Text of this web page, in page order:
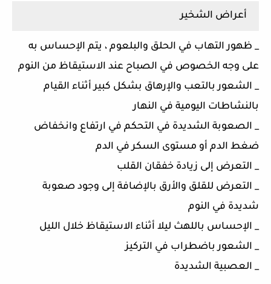
أعراض الشخير
_ ظهور التهاب في الحلق والبلعوم ، يتم الإحساس به
على وجه الخصوص في الصباح عند الاستيقاظ من النوم
_ الشعور بالتعب والإرهاق بشكل كبير أثناء القيام
بالنشاطات اليومية في النهار
_ الصعوبة الشديدة في التحكم في ارتفاع وانخفاض
ضغط الدم أو مستوى السكر في الدم
_ التعرض إلى زيادة خفقان القلب
_ التعرض للقلق والأرق بالإضافة إلى وجود صعوبة
شديدة في النوم
_ الإحساس باللهث ليلا أثناء الاستيقاظ خلال الليل
_ الشعور باضطراب في التركيز
_ العصبية الشديدة